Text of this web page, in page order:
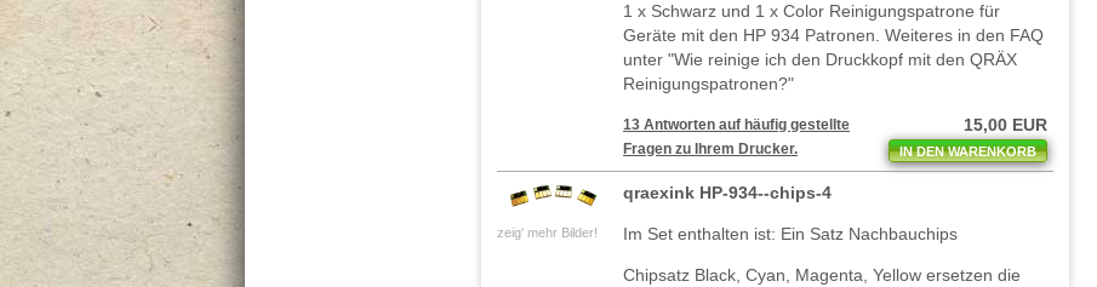
1 x Schwarz und 1 x Color Reinigungspatrone für
Geräte mit den HP 934 Patronen. Weiteres in den FAQ
unter "Wie reinige ich den Druckkopf mit den QRÄX
Reinigungspatronen?"
13 Antworten auf häufig gestellte
Fragen zu Ihrem Drucker.
15,00 EUR
IN DEN WARENKORB
zeig' mehr Bilder!
qraexink HP-934--chips-4
Im Set enthalten ist: Ein Satz Nachbauchips
Chipsatz Black, Cyan, Magenta, Yellow ersetzen die